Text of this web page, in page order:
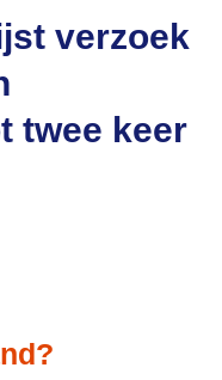
verzoek
twee keer